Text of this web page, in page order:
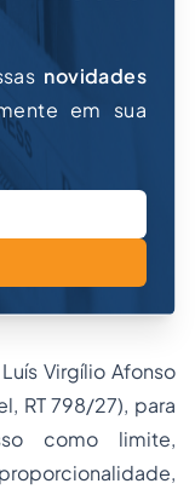
novidades
em sua
Virgílio Afonso
RT 798/27), para
como limite,